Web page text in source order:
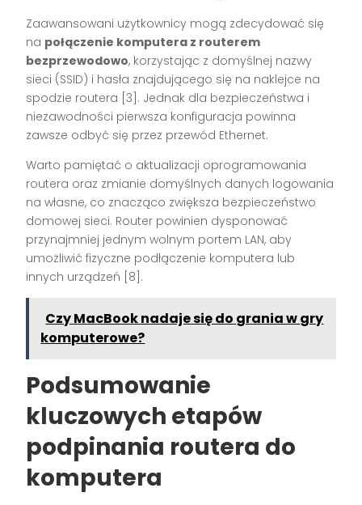
Zaawansowani użytkownicy mogą zdecydować się
na połączenie komputera z routerem
bezprzewodowo, korzystając z domyślnej nazwy
sieci (SSID) i hasła znajdującego się na naklejce na
spodzie routera [3] . Jednak dla bezpieczeństwa i
niezawodności pierwsza konfiguracja powinna
zawsze odbyć się przez przewód Ethernet.
Warto pamiętać o aktualizacji oprogramowania
routera oraz zmianie domyślnych danych logowania
na własne, co znacząco zwiększa bezpieczeństwo
domowej sieci. Router powinien dysponować
przynajmniej jednym wolnym portem LAN, aby
umożliwić fizyczne podłączenie komputera lub
innych urządzeń [8] .
Czy MacBook nadaje się do grania w gry
komputerowe?
Podsumowanie
kluczowych etapów
podpinania routera do
komputera